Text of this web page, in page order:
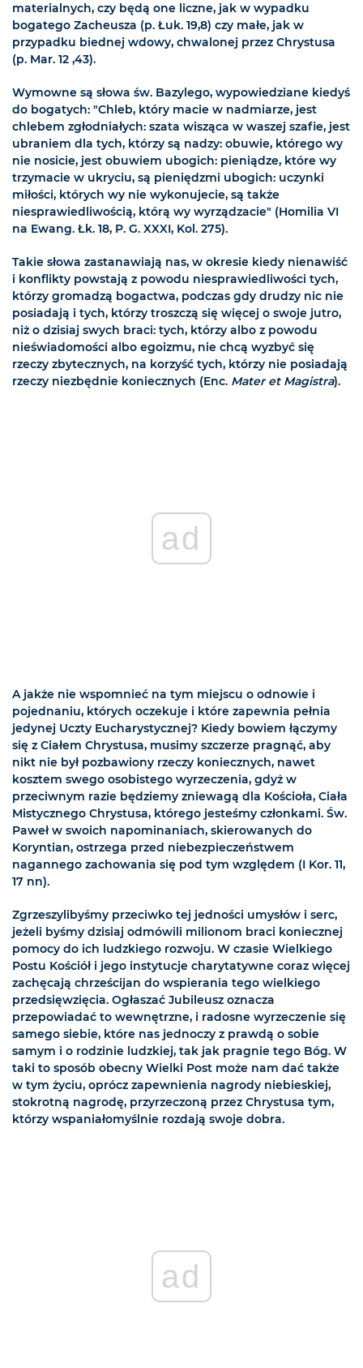
materialnych, czy będą one liczne, jak w wypadku
bogatego Zacheusza (p. Łuk. 19,8) czy małe, jak w
przypadku biednej wdowy, chwalonej przez Chrystusa
(p. Mar. 12 ,43).
Wymowne są słowa św. Bazylego, wypowiedziane kiedyś
do bogatych: "Chleb, który macie w nadmiarze, jest
chlebem zgłodniałych: szata wisząca w waszej szafie, jest
ubraniem dla tych, którzy są nadzy: obuwie, którego wy
nie nosicie, jest obuwiem ubogich: pieniądze, które wy
trzymacie w ukryciu, są pieniędzmi ubogich: uczynki
miłości, których wy nie wykonujecie, są także
niesprawiedliwością, którą wy wyrządzacie" (Homilia VI
na Ewang. Łk. 18, P. G. XXXI, Kol. 275).
Takie słowa zastanawiają nas, w okresie kiedy nienawiść
i konflikty powstają z powodu niesprawiedliwości tych,
którzy gromadzą bogactwa, podczas gdy drudzy nic nie
posiadają i tych, którzy troszczą się więcej o swoje jutro,
niż o dzisiaj swych braci: tych, którzy albo z powodu
nieświadomości albo egoizmu, nie chcą wyzbyć się
rzeczy zbytecznych, na korzyść tych, którzy nie posiadają
rzeczy niezbędnie koniecznych (Enc. Mater et Magistra).
ad
A jakże nie wspomnieć na tym miejscu o odnowie i
pojednaniu, których oczekuje i które zapewnia pełnia
jedynej Uczty Eucharystycznej? Kiedy bowiem łączymy
się z Ciałem Chrystusa, musimy szczerze pragnąć, aby
nikt nie był pozbawiony rzeczy koniecznych, nawet
kosztem swego osobistego wyrzeczenia, gdyż w
przeciwnym razie będziemy zniewagą dla Kościoła, Ciała
Mistycznego Chrystusa, którego jesteśmy członkami. Św.
Paweł w swoich napominaniach, skierowanych do
Koryntian, ostrzega przed niebezpieczeństwem
nagannego zachowania się pod tym względem (I Kor. 11,
17 nn).
Zgrzeszylibyśmy przeciwko tej jedności umysłów i serc,
jeżeli byśmy dzisiaj odmówili milionom braci koniecznej
pomocy do ich ludzkiego rozwoju. W czasie Wielkiego
Postu Kościół i jego instytucje charytatywne coraz więcej
zachęcają chrześcijan do wspierania tego wielkiego
przedsięwzięcia. Ogłaszać Jubileusz oznacza
przepowiadać to wewnętrzne, i radosne wyrzeczenie się
samego siebie, które nas jednoczy z prawdą o sobie
samym i o rodzinie ludzkiej, tak jak pragnie tego Bóg. W
taki to sposób obecny Wielki Post może nam dać także
w tym życiu, oprócz zapewnienia nagrody niebieskiej,
stokrotną nagrodę, przyrzeczoną przez Chrystusa tym,
którzy wspaniałomyślnie rozdają swoje dobra.
ad